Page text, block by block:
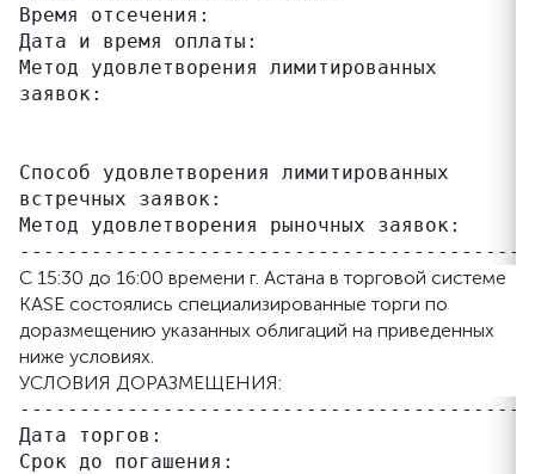
Время отсечения:
Дата и время оплаты:
Метод удовлетворения лимитированных
заявок:
Способ удовлетворения лимитированных
встречных заявок:
Метод удовлетворения рыночных заявок:
С 15:30 до 16:00 времени г. Астана в торговой системе
KASE состоялись специализированные торги по
доразмещению указанных облигаций на приведенных
ниже условиях.
УСЛОВИЯ ДОРАЗМЕЩЕНИЯ:
Дата торгов:
Срок до погашения: